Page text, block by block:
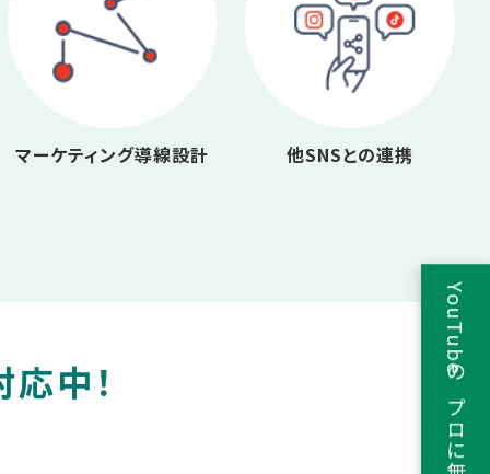
マーケティング導線設計 他SNSとの連携
中！ YouTubeのプロに無料相談